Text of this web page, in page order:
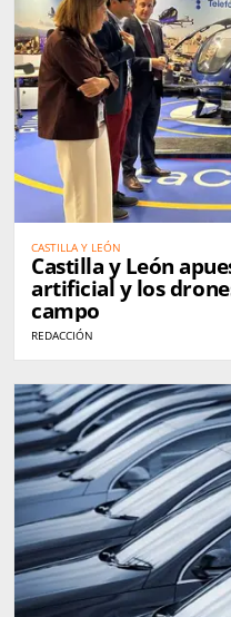
CASTILLA Y LEÓN
Castilla y León
artificial y los
campo
REDACCIÓN